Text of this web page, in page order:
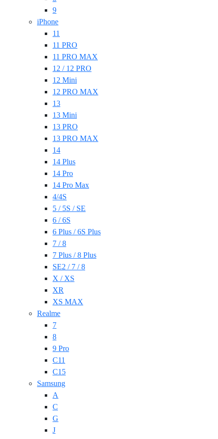
9
iPhone
11
11 PRO
11 PRO MAX
12 / 12 PRO
12 Mini
12 PRO MAX
13
13 Mini
13 PRO
13 PRO MAX
14
14 Plus
14 Pro
14 Pro Max
4/4S
5 / 5S / SE
6 / 6S
6 Plus / 6S Plus
7 / 8
7 Plus / 8 Plus
SE2 / 7 / 8
X / XS
XR
XS MAX
Realme
7
8
9 Pro
C11
C15
Samsung
A
C
G
J